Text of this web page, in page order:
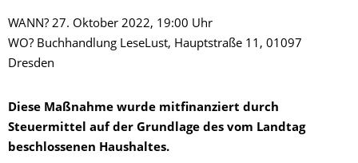
WANN? 27. Oktober 2022, 19:00 Uhr
WO? Buchhandlung LeseLust, Hauptstraße 11, 01097
Dresden
Diese Maßnahme wurde mitfinanziert durch
Steuermittel auf der Grundlage des vom Landtag
beschlossenen Haushaltes.